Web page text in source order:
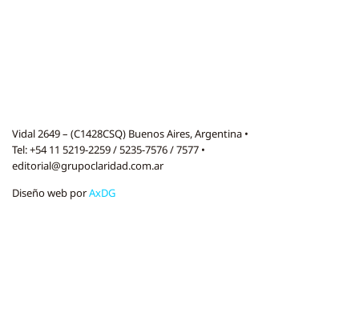
Vidal 2649 – (C1428CSQ) Buenos Aires, Argentina •
Tel: +54 11 5219-2259 / 5235-7576 / 7577 •
editorial@grupoclaridad.com.ar
Diseño web porAxDG